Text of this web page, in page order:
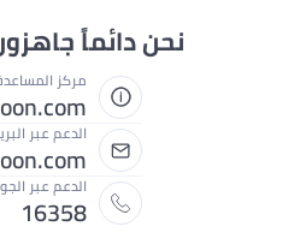
نحن دائماً
مركز
الدعم عبر
الدعم عبر
16358